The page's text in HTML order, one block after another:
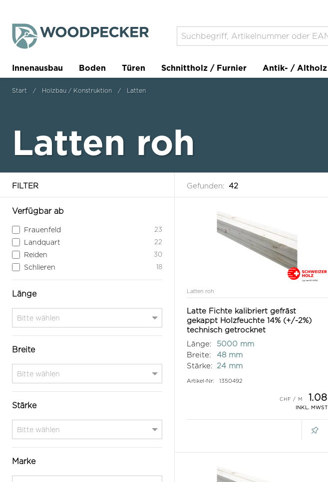
Innenausbau Boden Türen Schnittholz / Furnier Antik- / Altholz
Trockenbau Planer
Start Holzbau / Konstruktion Latten
Latten roh
FILTER Gefunden: 42
Verfügbar ab
Frauenfeld 23
Landquart 22
Reiden 30
Schlieren 18
Länge
Breite
Stärke
Marke
Latten roh
Latte Fichte kalibriert gefräst
gekappt Holzfeuchte 14% (+/-2%)
technisch getrocknet
Länge:
5000 mm
Breite:
48 mm
Stärke:
24 mm
Artikel-Nr: 1350492
1.08
INKL. MWST